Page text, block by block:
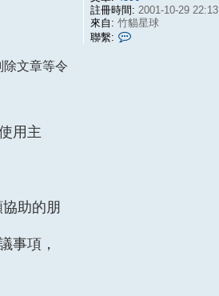
註冊時間: 2001-10-29 22:13
來自: 竹貓星球
聯繫:
文章等令
用主
助的朋
事項，